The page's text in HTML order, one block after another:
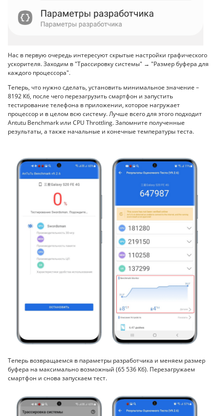
Нас в первую очередь интересуют скрытые настройки графического
ускорителя. Заходим в "Трассировку системы" → "Размер буфера для
каждого процессора".
Теперь, что нужно сделать, установить минимальное значение –
8192 Кб, после чего перезагрузить смартфон и запустить
тестирование телефона в приложении, которое нагружает
процессор и в целом всю систему. Лучше всего для этого подходит
Antutu Benchmark или CPU Throttling. Запомните полученные
результаты, а также начальные и конечные температуры теста.
Теперь возвращаемся в параметры разработчика и меняем размер
буфера на максимально возможный (65 536 Кб). Перезагружаем
смартфон и снова запускаем тест.